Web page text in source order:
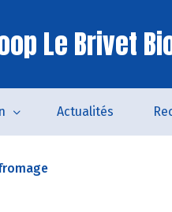
Le Brivet
Actualités